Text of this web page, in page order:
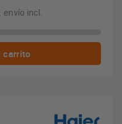
envío incl.
carrito